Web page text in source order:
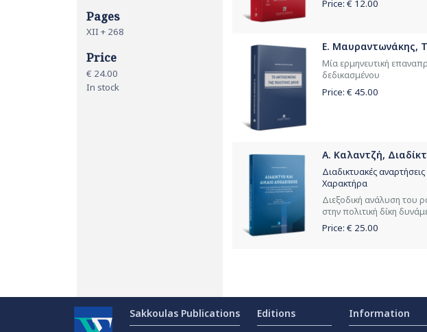
Pages
ΧΙΙ + 268
Price
€ 24.00
In stock
Price: € 12.00
Ε. Μαυραντωνάκης,
Μία ερμηνευτική
δεδικασμένου
Price: € 45.00
Α. Καλαντζή,
Διαδικτυακές
Χαρακτήρα
Διεξοδική ανάλυση του
στην πολιτική δίκη
Price: € 25.00
Sakkoulas Publications Editions Information